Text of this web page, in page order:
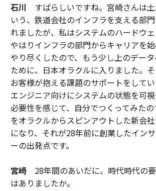
石川 すばらしいですね。宮崎さんは
いう、鉄道会社のインフラを支える部
れましたが、私はシステムのハードウェ
やはりインフラの部門からキャリアを
やり尽くしたので、もう少し上のデー
ために、日本オラクルに入りました。
お客様が抱える課題のサポートをして
エンジニア向けにシステムの状態を可
必要性を感じて、自分でつくってみた
をオラクルからスピンアウトした新会
になり、それが28年前に創業したイン
ーの出発点です。
宮崎28年間のあいだに、時代時代の
はありましたか。